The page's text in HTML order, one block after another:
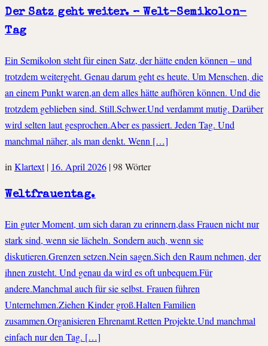
Der Satz geht weiter. – Welt-Semikolon-
Tag
Ein Semikolon steht für einen Satz, der hätte enden können – und
trotzdem weitergeht. Genau darum geht es heute. Um Menschen, die
an einem Punkt waren,an dem alles hätte aufhören können. Und die
trotzdem geblieben sind. Still.Schwer.Und verdammt mutig. Darüber
wird selten laut gesprochen.Aber es passiert. Jeden Tag. Und
manchmal näher, als man denkt. Wenn […]
in Klartext | 16. April 2026 |98 Wörter
Weltfrauentag.
Ein guter Moment, um sich daran zu erinnern,dass Frauen nicht nur
stark sind, wenn sie lächeln. Sondern auch, wenn sie
diskutieren.Grenzen setzen.Nein sagen.Sich den Raum nehmen, der
ihnen zusteht. Und genau da wird es oft unbequem.Für
andere.Manchmal auch für sie selbst. Frauen führen
Unternehmen.Ziehen Kinder groß.Halten Familien
zusammen.Organisieren Ehrenamt.Retten Projekte.Und manchmal
einfach nur den Tag. […]